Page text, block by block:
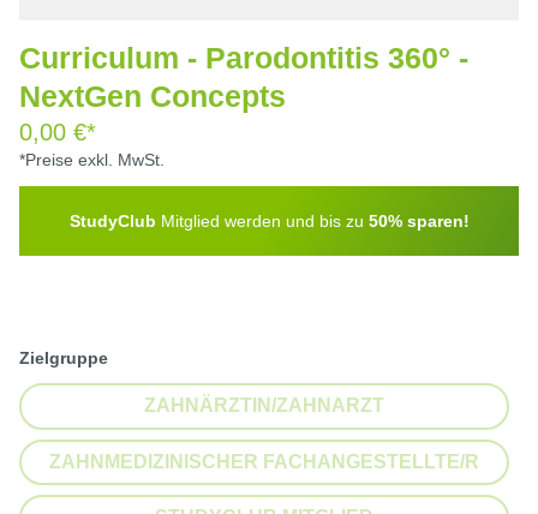
Curriculum - Parodontitis 360° -
NextGen Concepts
0,00 €*
*Preise exkl. MwSt.
StudyClub Mitglied werden und bis zu 50% sparen!
Zielgruppeauswählen
ZAHNÄRZTIN/ZAHNARZT
(DIESE OPTION IST ZURZEIT
ZAHNMEDIZINISCHER FACHANGESTELLTE/R
(DIESE OPTION IST ZURZEIT